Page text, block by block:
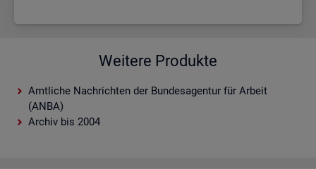
Weitere Produkte
Amtliche Nachrichten der Bundesagentur für Arbeit
(ANBA)
Archiv bis 2004